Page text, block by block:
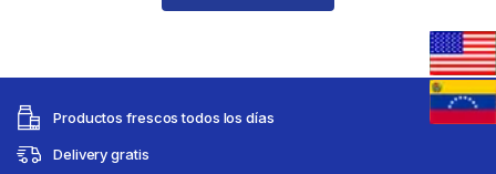
Productos frescos todos los días
Delivery gratis